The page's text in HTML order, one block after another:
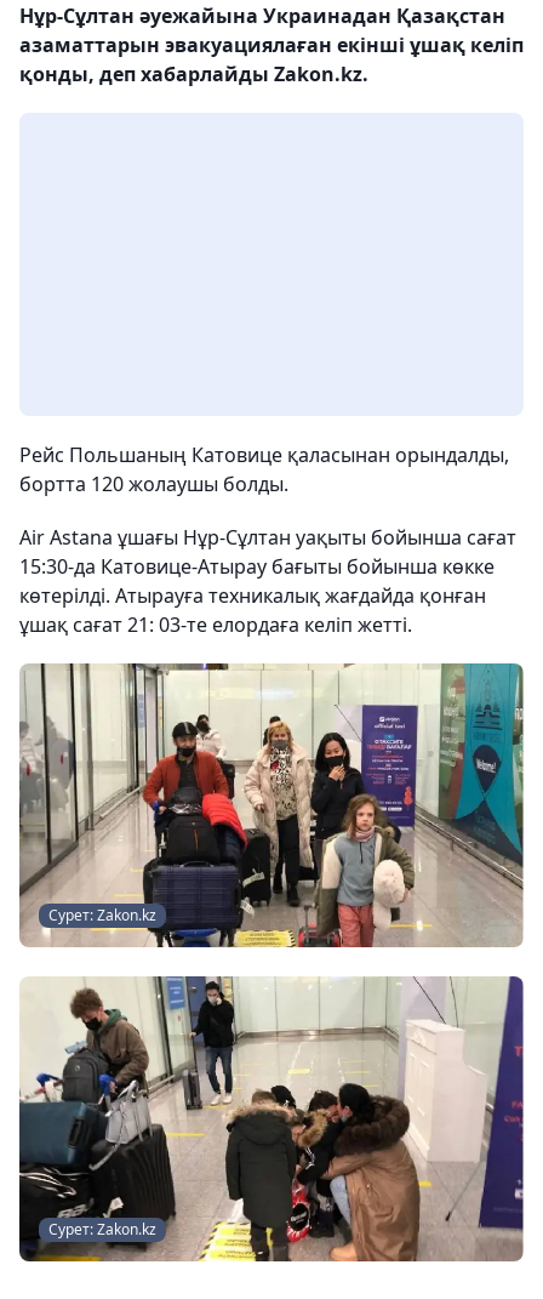
Нұр-Cұлтан әуежайына Украинадан Қазақстан
азаматтарын эвакуациялаған екінші ұшақ келіп
қонды, деп хабарлайды Zakon.kz.
Рейс Польшаның Катовице қаласынан орындалды,
бортта 120 жолаушы болды.
Air Astana ұшағы Нұр-Сұлтан уақыты бойынша сағат
15:30-да Катовице-Атырау бағыты бойынша көкке
көтерілді. Атырауға техникалық жағдайда қонған
ұшақ сағат 21: 03-те елордаға келіп жетті.
Сурет: Zakon.kz
Сурет: Zakon.kz